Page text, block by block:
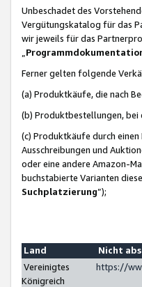
Unbeschadet des
Vergütungskatalog für das
wir jeweils für das
Ferner gelten folgende
(a) Produktkäufe, die nach
(b) Produktbestellungen, bei
(c) Produktkäufe durch
Ausschreibungen und
oder eine andere Amazon-
buchstabierte Varianten
Suchplatzierung”);
Land
Nicht
Vereinigtes
Königreich
https://